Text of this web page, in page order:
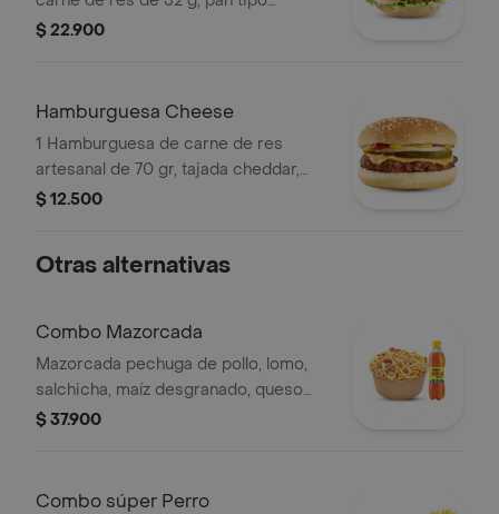
brioche, tajada de queso cheddar,
$ 22.900
Hamburguesa Cheese
1 Hamburguesa de carne de res
artesanal de 70 gr, tajada cheddar,
pepinillos, cebolla, salsa de tomate y
$ 12.500
Otras alternativas
Combo Mazorcada
Mazorcada pechuga de pollo, lomo,
salchicha, maíz desgranado, queso
mozzarella, papa francesa y fósforo,
$ 37.900
Combo súper Perro